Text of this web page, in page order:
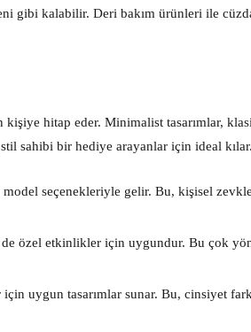
gibi kalabilir. Deri bakım ürünleri ile
kişiye hitap eder. Minimalist tasarımlar,
sahibi bir hediye arayanlar için ideal kılar.
seçenekleriyle gelir. Bu, kişisel
özel etkinlikler için uygundur. Bu çok
uygun tasarımlar sunar. Bu, cinsiyet